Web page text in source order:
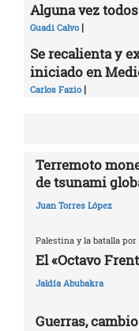
Alguna vez
Guadi Calvo |
Se recalienta y
iniciado en
Carlos Fazio |
Terremoto
de tsunami
Juan Torres López
Palestina y la batalla
El «Octavo
Jaldía Abubakra
Guerras,